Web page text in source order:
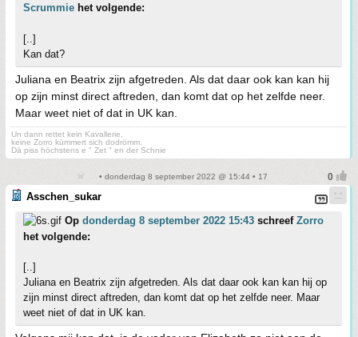
Scrummie het volgende:
[..]
Kan dat?
Juliana en Beatrix zijn afgetreden. Als dat daar ook kan kan hij
op zijn minst direct aftreden, dan komt dat op het zelfde neer.
Maar weet niet of dat in UK kan.
Un dann rettet kein Kavallerie,
keine Zorro kümmert sich dodrömm.
Dä piss höchstens e " Zet " en der Schnie
• donderdag 8 september 2022 @ 15:44 • 17
Asschen_sukar
Op donderdag 8 september 2022 15:43 schreef Zorro
het volgende:
[..]
Juliana en Beatrix zijn afgetreden. Als dat daar ook kan kan hij op
zijn minst direct aftreden, dan komt dat op het zelfde neer. Maar
weet niet of dat in UK kan.